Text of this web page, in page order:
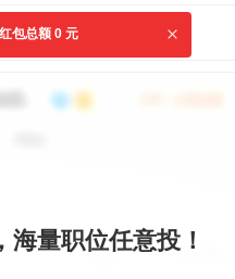
包总额 0 元
量职位任意投！